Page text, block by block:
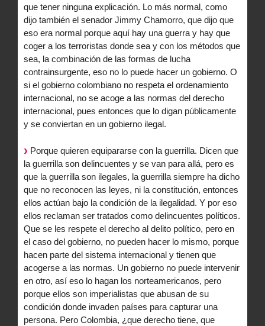
que tener ninguna explicación. Lo más normal, como
dijo también el senador Jimmy Chamorro, que dijo que
eso era normal porque aquí hay una guerra y hay que
coger a los terroristas donde sea y con los métodos que
sea, la combinación de las formas de lucha
contrainsurgente, eso no lo puede hacer un gobierno. O
si el gobierno colombiano no respeta el ordenamiento
internacional, no se acoge a las normas del derecho
internacional, pues entonces que lo digan públicamente
y se conviertan en un gobierno ilegal.
Porque quieren equipararse con la guerrilla. Dicen que
la guerrilla son delincuentes y se van para allá, pero es
que la guerrilla son ilegales, la guerrilla siempre ha dicho
que no reconocen las leyes, ni la constitución, entonces
ellos actúan bajo la condición de la ilegalidad. Y por eso
ellos reclaman ser tratados como delincuentes políticos.
Que se les respete el derecho al delito político, pero en
el caso del gobierno, no pueden hacer lo mismo, porque
hacen parte del sistema internacional y tienen que
acogerse a las normas. Un gobierno no puede intervenir
en otro, así eso lo hagan los norteamericanos, pero
porque ellos son imperialistas que abusan de su
condición donde invaden países para capturar una
persona. Pero Colombia, ¿que derecho tiene, que